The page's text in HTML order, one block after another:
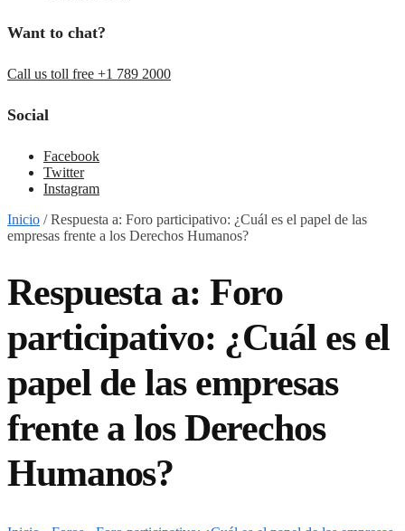
Want to chat?
Call us toll free +1 789 2000
Social
Facebook
Twitter
Instagram
Inicio /Respuesta a: Foro participativo: ¿Cuál es el papel de las
empresas frente a los Derechos Humanos?
Respuesta a: Foro
participativo: ¿Cuál es el
papel de las empresas
frente a los Derechos
Humanos?